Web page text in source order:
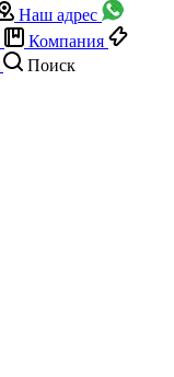
Наш адрес
Компания
Поиск